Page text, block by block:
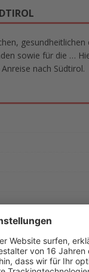
sowie für die …
nach Südtirol.
FAMILIEN